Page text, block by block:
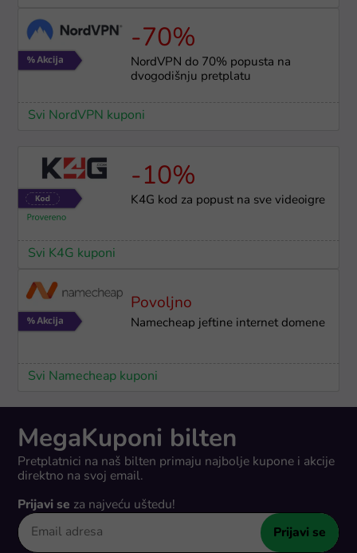
-70%
NordVPN do 70% popusta na
dvogodišnju pretplatu
Svi NordVPN kuponi
-10%
K4G kod za popust na sve videoigre
Svi K4G kuponi
Povoljno
Namecheap jeftine internet domene
Svi Namecheap kuponi
MegaKuponi bilten
Pretplatnici na naš bilten primaju najbolje kupone i akcije
direktno na svoj email.
Prijavi se za najveću uštedu!
Prijavi se